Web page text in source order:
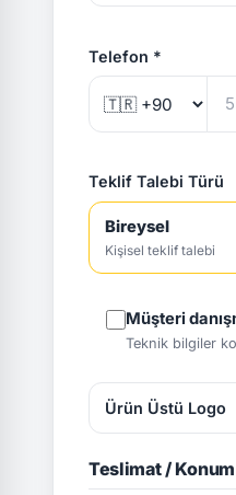
Telefon *
Teklif Talebi Türü
Bireysel
Kişisel teklif talebi
Müşteri
Teknik bilgiler
Ürün Üstü Logo
Teslimat / Konum